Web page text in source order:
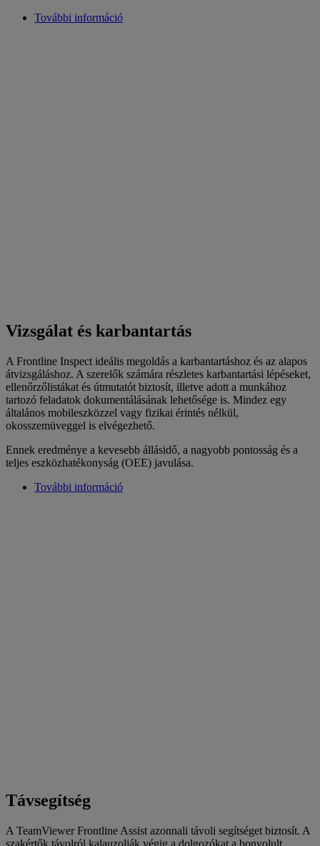
További információ
Vizsgálat és karbantartás
A Frontline Inspect ideális megoldás a karbantartáshoz és az alapos
átvizsgáláshoz. A szerelők számára részletes karbantartási lépéseket,
ellenőrzőlistákat és útmutatót biztosít, illetve adott a munkához
tartozó feladatok dokumentálásának lehetősége is. Mindez egy
általános mobileszközzel vagy fizikai érintés nélkül,
okosszemüveggel is elvégezhető.
Ennek eredménye a kevesebb állásidő, a nagyobb pontosság és a
teljes eszközhatékonyság (OEE) javulása.
További információ
Távsegítség
A TeamViewer Frontline Assist azonnali távoli segítséget biztosít. A
szakértők távolról kalauzolják végig a dolgozókat a bonyolult